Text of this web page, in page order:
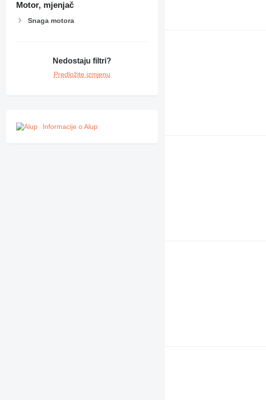
Motor, mjenjač
Snaga motora
Nedostaju filtri?
Predložite izmjenu
Informacije o Alup